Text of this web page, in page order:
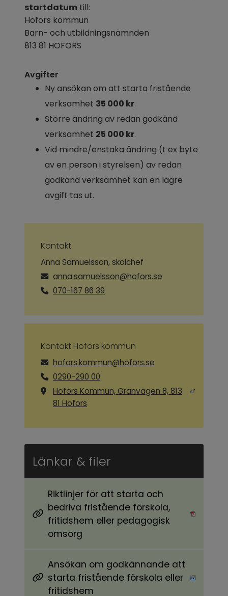
startdatum till:
Hofors kommun
Barn- och utbildningsnämnden
813 81 HOFORS
Avgifter
Ny ansökan om att starta fristående
verksamhet 35 000 kr.
Större ändring av redan godkänd
verksamhet 25 000 kr.
Vid mindre/enstaka ändring (t ex byte
av en person i styrelsen) av redan
godkänd verksamhet kan en lägre
avgift tas ut.
Kontakt
Anna Samuelsson, skolchef
anna.samuelsson@hofors.se
070-167 86 39
Kontakt Hofors kommun
hofors.kommun@hofors.se
0290-290 00
Hofors Kommun, Granvägen 8, 813
81 Hofors
Länkar & filer
Riktlinjer för att starta och
bedriva fristående förskola,
fritidshem eller pedagogisk
omsorg
Pdf, 759.6 kB, öppnas i nytt fönster.
Ansökan om godkännande att
starta fristående förskola eller
fritidshem
Word, 202.5 kB, öppnas i nytt fönster.